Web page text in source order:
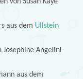
aus dem Ullstein
Josephine Angelini
aus dem